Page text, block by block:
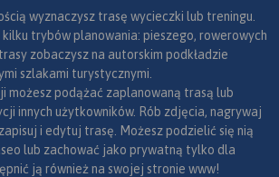
wyznaczysz trasę wycieczki lub treningu.
kilku trybów planowania: pieszego, rowerowych
zobaczysz na autorskim podkładzie
szlakami turystycznymi.
możesz podążać zaplanowaną trasą lub
innych użytkowników. Rób zdjęcia, nagrywaj
i edytuj trasę. Możesz podzielić się nią
lub zachować jako prywatną tylko dla
ją również na swojej stronie www!